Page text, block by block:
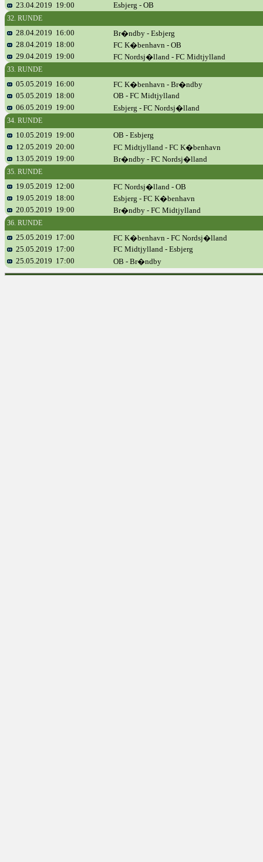
23.04.2019 19:00
Esbjerg - OB
32. RUNDE
28.04.2019 16:00
Br�ndby - Esbjerg
28.04.2019 18:00
FC K�benhavn - OB
29.04.2019 19:00
FC Nordsj�lland - FC Midtjylland
33. RUNDE
05.05.2019 16:00
FC K�benhavn - Br�ndby
05.05.2019 18:00
OB - FC Midtjylland
06.05.2019 19:00
Esbjerg - FC Nordsj�lland
34. RUNDE
10.05.2019 19:00
OB - Esbjerg
12.05.2019 20:00
FC Midtjylland - FC K�benhavn
13.05.2019 19:00
Br�ndby - FC Nordsj�lland
35. RUNDE
19.05.2019 12:00
FC Nordsj�lland - OB
19.05.2019 18:00
Esbjerg - FC K�benhavn
20.05.2019 19:00
Br�ndby - FC Midtjylland
36. RUNDE
25.05.2019 17:00
FC K�benhavn - FC Nordsj�lland
25.05.2019 17:00
FC Midtjylland - Esbjerg
25.05.2019 17:00
OB - Br�ndby